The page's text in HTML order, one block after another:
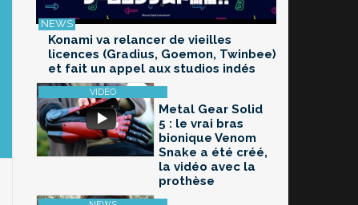
Konami va relancer de vieilles
licences (Gradius, Goemon, Twinbee)
et fait un appel aux studios indés
Metal Gear Solid
5 : le vrai bras
bionique Venom
Snake a été créé,
la vidéo avec la
prothèse